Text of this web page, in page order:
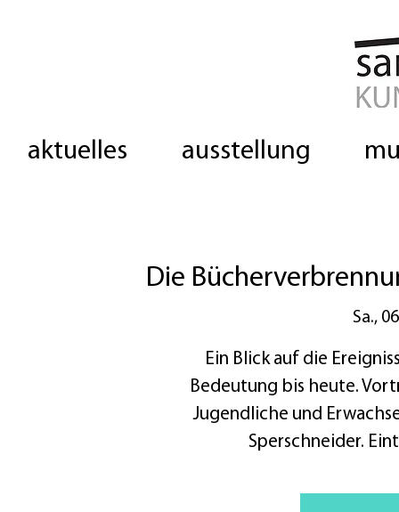
aktuelles ausstellung
Die
Sa.,
Ein Blick auf die
Bedeutung bis heute.
Jugendliche und
Sperschneider.